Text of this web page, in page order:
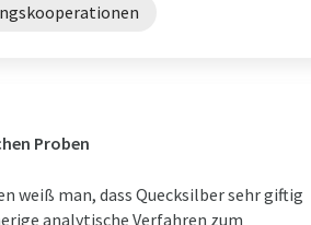
Proben
weiß man, dass Quecksilber sehr giftig
analytische Verfahren zum